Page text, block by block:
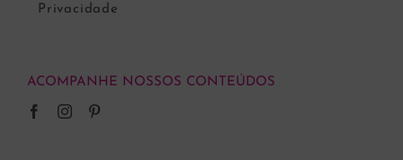
Privacidade
ACOMPANHE NOSSOS CONTEÚDOS